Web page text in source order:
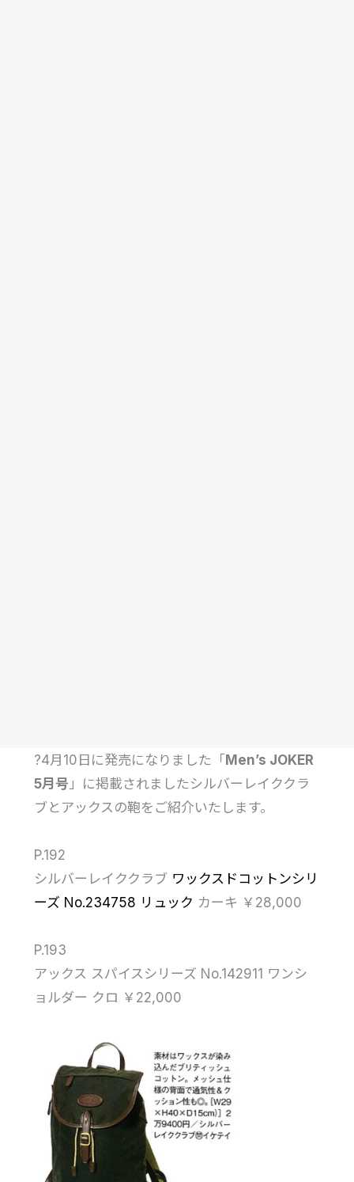
?4月10日に発売になりました「 Men’s JOKER
5月号 」に掲載されましたシルバーレイククラ
ブとアックスの鞄をご紹介いたします。
P.192
シルバーレイククラブ ワックスドコットンシリ
ーズ No.234758 リュック カーキ ￥28,000
P.193
アックス スパイスシリーズ No.142911 ワンシ
ョルダー クロ ￥22,000